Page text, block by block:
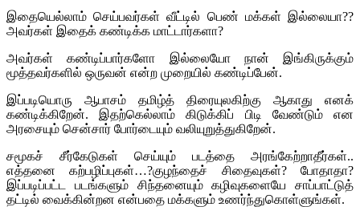
இதையெல்லாம் செய்பவர்கள் வீட்டில் பெண் மக்கள் இல்லையா??
அவர்கள் இதைக் கண்டிக்க மாட்டார்களா?
அவர்கள் கண்டிப்பார்களோ இல்லையோ நான் இங்கிருக்கும்
மூத்தவர்களில் ஒருவன் என்ற முறையில் கண்டிப்பேன்.
இப்படியொரு ஆபாசம் தமிழ்த் திரையுலகிற்கு ஆகாது எனக்
கண்டிக்கிறேன். இதற்கெல்லாம் கிடுக்கிப் பிடி வேண்டும் என
அரசையும் சென்சார் போர்டையும் வலியுறுத்துகிறேன்.
சமூகச் சீர்கேடுகள் செய்யும் படத்தை அரங்கேற்றாதீர்கள்..
எத்தனை கற்பழிப்புகள்…?குழந்தைச் சிதைவுகள்? போதாதா?
இப்படிப்பட்ட படங்களும் சிந்தனையும் கழிவுகளையே சாப்பாட்டுத்
தட்டில் வைக்கின்றன என்பதை மக்களும் உணர்ந்துகொள்ளுங்கள்.